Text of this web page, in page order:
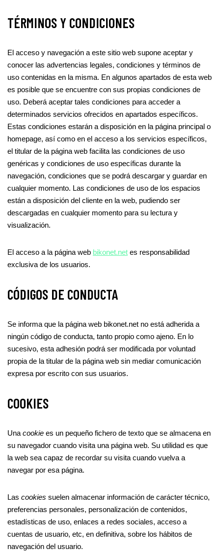
TÉRMINOS Y CONDICIONES
El acceso y navegación a este sitio web supone aceptar y
conocer las advertencias legales, condiciones y términos de
uso contenidas en la misma. En algunos apartados de esta web
es posible que se encuentre con sus propias condiciones de
uso. Deberá aceptar tales condiciones para acceder a
determinados servicios ofrecidos en apartados específicos.
Estas condiciones estarán a disposición en la página principal o
homepage, así como en el acceso a los servicios específicos,
el titular de la página web facilita las condiciones de uso
genéricas y condiciones de uso específicas durante la
navegación, condiciones que se podrá descargar y guardar en
cualquier momento. Las condiciones de uso de los espacios
están a disposición del cliente en la web, pudiendo ser
descargadas en cualquier momento para su lectura y
visualización.
El acceso a la página web bikonet.net es responsabilidad
exclusiva de los usuarios.
CÓDIGOS DE CONDUCTA
Se informa que la página web bikonet.net no está adherida a
ningún código de conducta, tanto propio como ajeno. En lo
sucesivo, esta adhesión podrá ser modificada por voluntad
propia de la titular de la página web sin mediar comunicación
expresa por escrito con sus usuarios.
COOKIES
Una cookie es un pequeño fichero de texto que se almacena en
su navegador cuando visita una página web. Su utilidad es que
la web sea capaz de recordar su visita cuando vuelva a
navegar por esa página.
Las cookies suelen almacenar información de carácter técnico,
preferencias personales, personalización de contenidos,
estadísticas de uso, enlaces a redes sociales, acceso a
cuentas de usuario, etc, en definitiva, sobre los hábitos de
navegación del usuario.